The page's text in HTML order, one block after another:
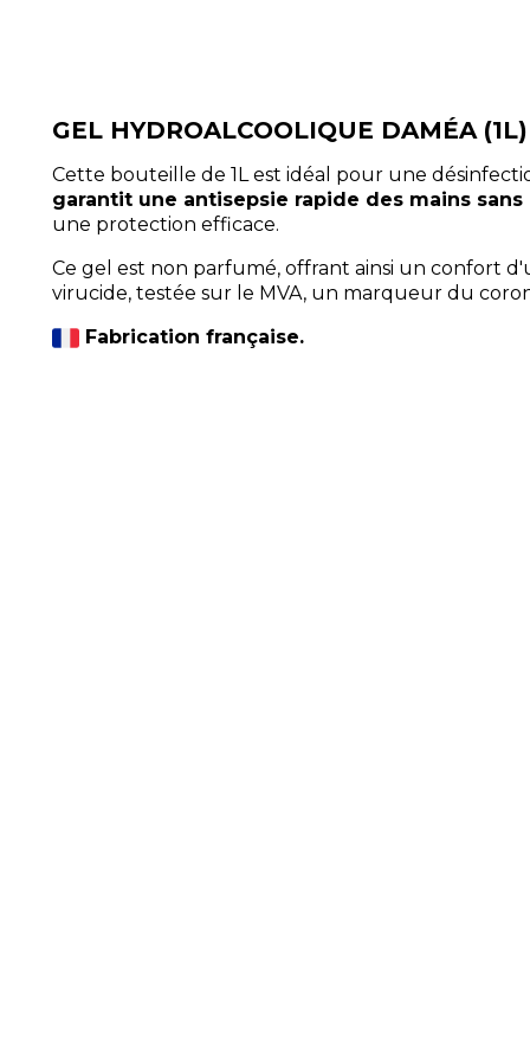
GEL HYDROALCOOLIQUE DAMÉA (1L)
Cette bouteille de 1L est idéal pour une
garantit une antisepsie rapide des mains
une protection efficace.
Ce gel est non parfumé, offrant ainsi un confort
virucide, testée sur le MVA, un marqueur du
Fabrication française.